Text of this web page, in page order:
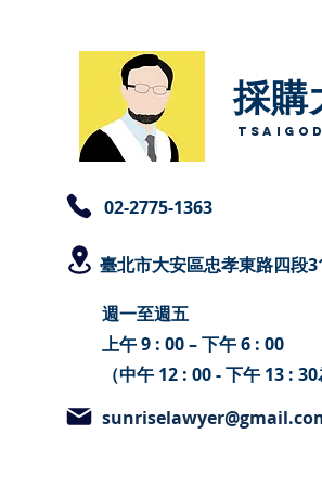
採購
​02-2775-1363
臺北市大安區忠孝東路四段
週一至週五
上午 9 : 00 – 下午 6 : 00
（中午 12 : 00 - 下午 13 : 30